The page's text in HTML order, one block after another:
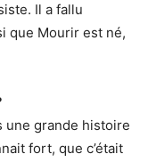
Il a fallu
que Mourir est né,
une grande histoire
fort, que c’était